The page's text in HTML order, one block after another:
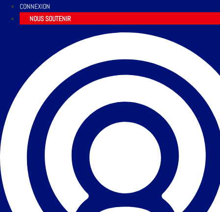
CONNEXION
NOUS SOUTENIR